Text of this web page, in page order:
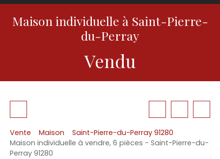
Maison individuelle à Saint-Pierre-
du-Perray
Vendu
Vente Maison
Saint-Pierre-du-Perray 91280
Maison individuelle à vendre, 6 pièces - Saint-Pierre-du-
Perray 91280